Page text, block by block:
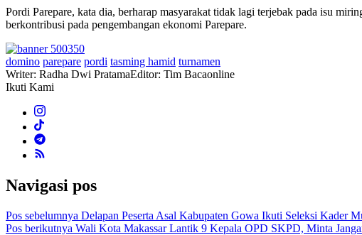
Pordi Parepare, kata dia, berharap masyarakat tidak lagi terjebak pada isu
berkontribusi pada pengembangan ekonomi Parepare.
domino parepare pordi tasming hamid turnamen
Writer: Radha Dwi PratamaEditor: Tim Bacaonline
Ikuti Kami
Navigasi pos
Pos sebelumnya Delapan Peserta Asal Kabupaten Gowa Ikuti Seleksi Kader
Pos berikutnya Wali Kota Makassar Lantik 9 Kepala OPD SKPD, Minta